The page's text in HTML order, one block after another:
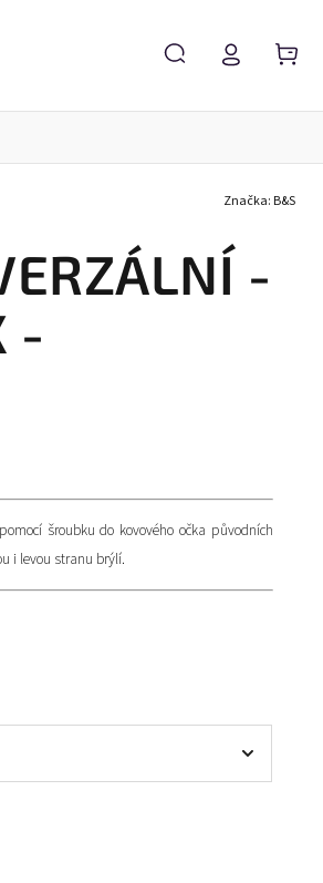
-
-
šroubku do kovového očka původních
i levou stranu brýlí.
Značka: B&S